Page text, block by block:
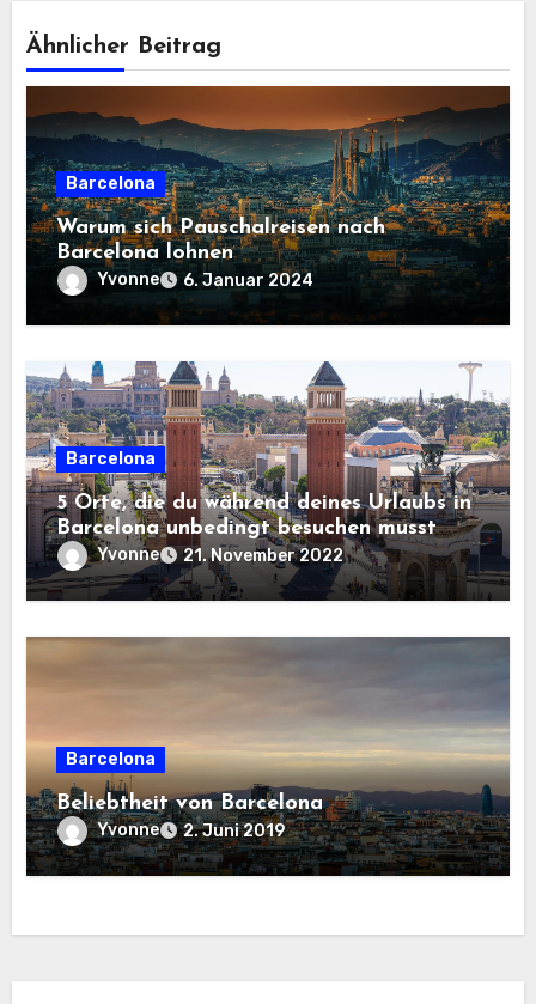
Ähnlicher Beitrag
Barcelona
Warum sich Pauschalreisen nach
Barcelona lohnen
Yvonne 6. Januar 2024
Barcelona
5 Orte, die du während deines Urlaubs in
Barcelona unbedingt besuchen musst
Yvonne 21. November 2022
Barcelona
Beliebtheit von Barcelona
Yvonne 2. Juni 2019